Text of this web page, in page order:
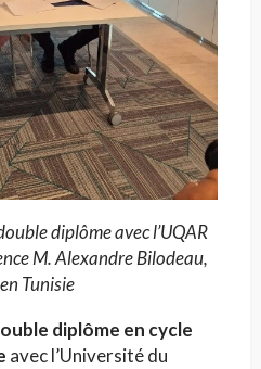
diplôme avec l’UQAR
M. Alexandre Bilodeau,
Tunisie
diplôme en cycle
avec l’Université du